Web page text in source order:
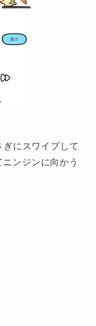
にスワイプして
ンジンに向かう